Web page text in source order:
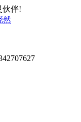
伙伴!
然